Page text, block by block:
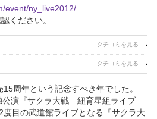
event/ny_live2012/
ください。
周年という記念すべき年でした。
公演『サクラ大戦 紐育星組ライブ
目の武道館ライブとなる『サクラ大